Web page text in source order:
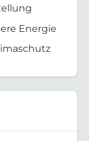
Energie